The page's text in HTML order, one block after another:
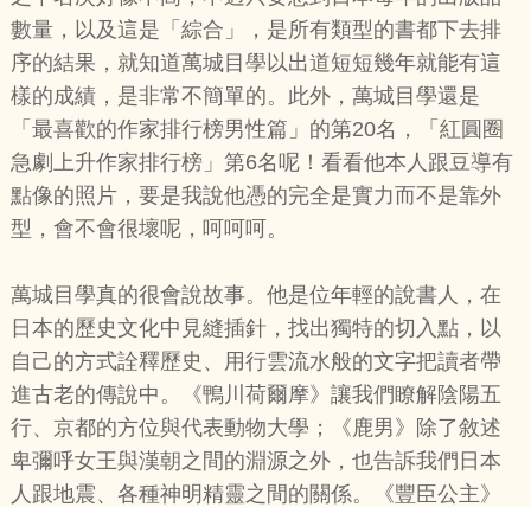
數量，以及這是「綜合」，是所有類型的書都下去排
序的結果，就知道萬城目學以出道短短幾年就能有這
樣的成績，是非常不簡單的。此外，萬城目學還是
「最喜歡的作家排行榜男性篇」的第20名，「紅圓圈
急劇上升作家排行榜」第6名呢！看看他本人跟豆導有
點像的照片，要是我說他憑的完全是實力而不是靠外
型，會不會很壞呢，呵呵呵。
萬城目學真的很會說故事。他是位年輕的說書人，在
日本的歷史文化中見縫插針，找出獨特的切入點，以
自己的方式詮釋歷史、用行雲流水般的文字把讀者帶
進古老的傳說中。《鴨川荷爾摩》讓我們瞭解陰陽五
行、京都的方位與代表動物大學；《鹿男》除了敘述
卑彌呼女王與漢朝之間的淵源之外，也告訴我們日本
人跟地震、各種神明精靈之間的關係。《豐臣公主》